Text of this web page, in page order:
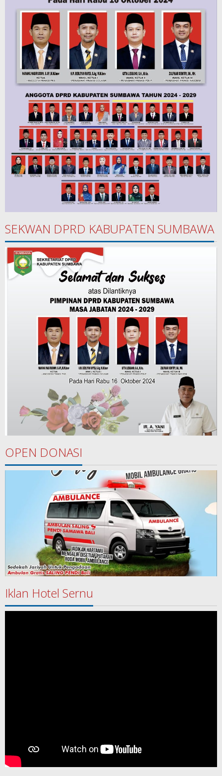
SEKWAN DPRD KABUPATEN SUMBAWA
OPEN DONASI
Iklan Hotel Sernu